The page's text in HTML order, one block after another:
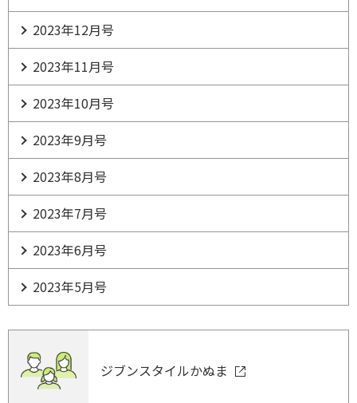
2023年12月号
2023年11月号
2023年10月号
2023年9月号
2023年8月号
2023年7月号
2023年6月号
2023年5月号
ジブンスタイルかぬま